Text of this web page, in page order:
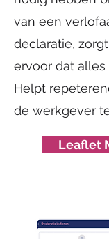
van een
declaratie,
ervoor dat
Helpt
de werkgever
Leaflet